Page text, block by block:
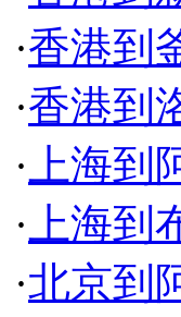
·香港到
·香港到
· 上海
· 上海
·北京到